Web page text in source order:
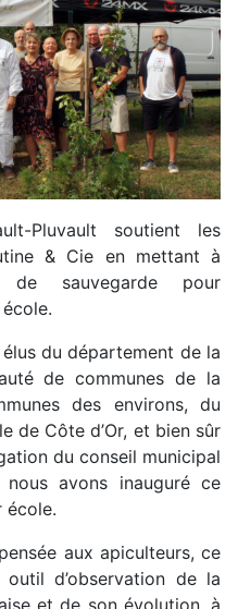
Pluvault soutient les
& Cie en mettant à
sauvegarde pour
du département de la
de communes de la
des environs, du
de Côte d’Or, et bien sûr
du conseil municipal
avons inauguré ce
école.
aux apiculteurs, ce
d’observation de la